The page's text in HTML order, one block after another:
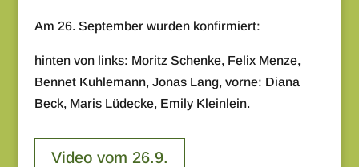
Am 26. September wurden konfirmiert:
hinten von links: Moritz Schenke, Felix Menze,
Bennet Kuhlemann, Jonas Lang, vorne: Diana
Beck, Maris Lüdecke, Emily Kleinlein.
Video vom 26.9.